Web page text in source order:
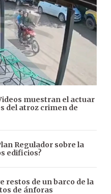
muestran el actuar
del atroz crimen de
Regulador sobre la
edificios?
restos de un barco de la
de ánforas